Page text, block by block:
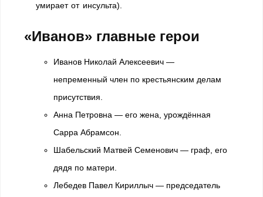
умирает от инсульта).
«Иванов» главные герои
Иванов Николай Алексеевич —
непременный член по крестьянским делам
присутствия.
Анна Петровна — его жена, урождённая
Сарра Абрамсон.
Шабельский Матвей Семенович — граф, его
дядя по матери.
Лебедев Павел Кириллыч — председатель